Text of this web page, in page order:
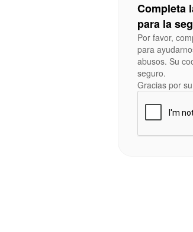
Completa
para la
Por favor,
para
abusos. Su
seguro.
Gracias por